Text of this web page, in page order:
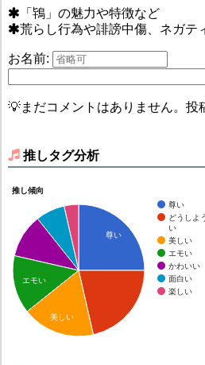
「鴇」の魅力や特徴など
荒らし行為や誹謗中傷、ネガテ
お名前:
💡まだコメントはありません。投
推しタグ分析
推し傾向
尊い
どうしよ
い
美しい
エモい
かわいい
面白い
楽しい
尊い
エモい
美しい